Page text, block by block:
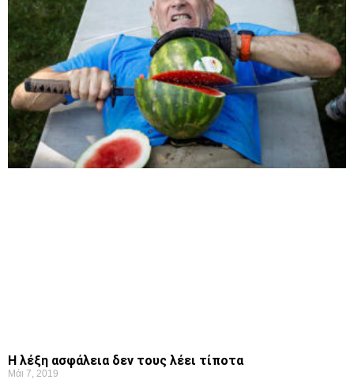
Η λέξη ασφάλεια δεν τους λέει τίποτα
Μάι 7, 2019